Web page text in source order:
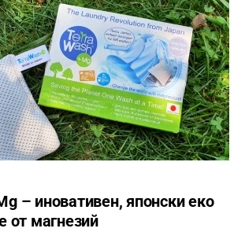
– иновативен, японски еко
от магнезий